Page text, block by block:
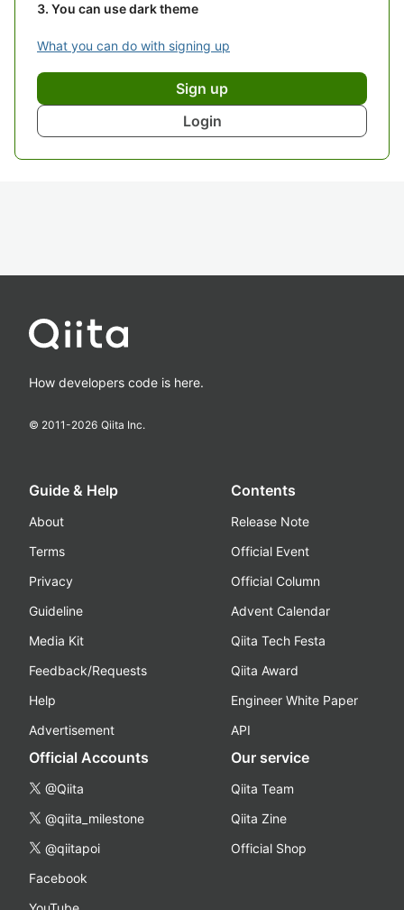
You can use dark theme
What you can do with signing up
Sign up
Login
How developers code is here.
© 2011-2026 Qiita Inc.
Guide & Help
About
Terms
Privacy
Guideline
Media Kit
Feedback/Requests
Help
Advertisement
Contents
Release Note
Official Event
Official Column
Advent Calendar
Qiita Tech Festa
Qiita Award
Engineer White Paper
API
Official Accounts
@Qiita
@qiita_milestone
@qiitapoi
Facebook
Our service
Qiita Team
Qiita Zine
Official Shop